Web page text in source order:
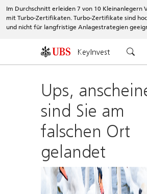
Im Durchschnitt erleiden 7 von 10 Kleinanlegern
mit Turbo-Zertifikaten. Turbo-Zertifikate sind
und nicht für langfristige Anlagestrategien
KeyInvest
Ups,
sind Sie am
falschen Ort
gelandet